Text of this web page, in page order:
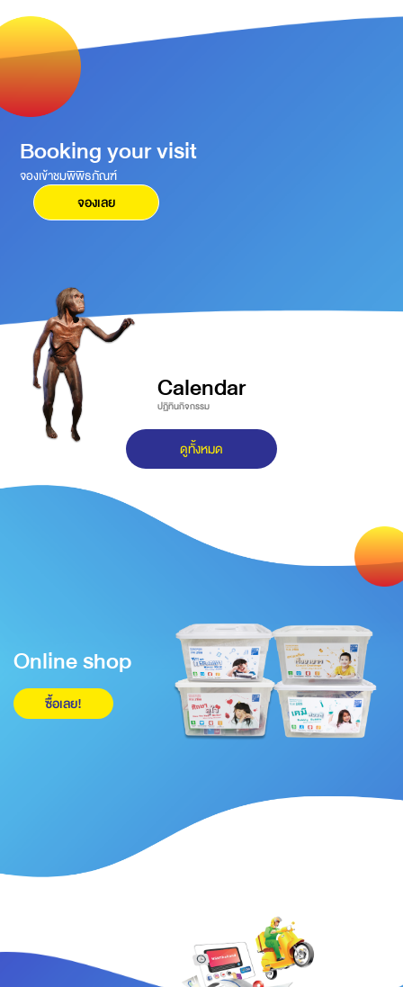
การตื่นตัวด้านการวิจัยและพัฒนาทางวิทยาศาสตร์ และเทคโนโลยีในชีวิตประจำ
วัน ส่งผลต่อการยกระดับสภาพความเป็นอยู่ของประชาชน และการพัฒนา
ประเทศอย่างมีประสิทธิภาพคณะรัฐมนตรีในครั้งนั้นจึงได้ดำเนิน
Booking your visit
จองเข้าชมพิพิธภัณฑ์
จองเลย
Calendar
ปฏิทินกิจกรรม
ดูทั้งหมด
Online shop
ซื้อเลย!